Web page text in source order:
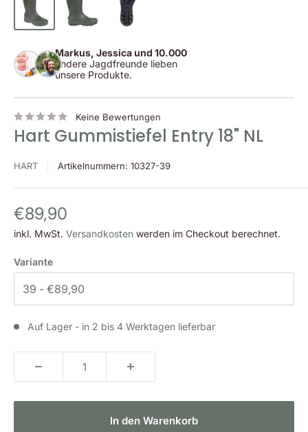
Markus, Jessica und 10.000
andere Jagdfreunde lieben
unsere Produkte.
Keine Bewertungen
Hart Gummistiefel Entry 18" NL
HART Artikelnummern: 10327-39
Sonderpreis
€89,90
inkl. MwSt. Versandkosten werden im Checkout berechnet.
Variante
Auf Lager - in 2 bis 4 Werktagen lieferbar
In den Warenkorb